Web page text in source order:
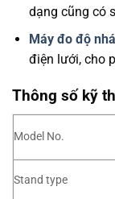
dạng cũng có
Máy đo độ
điện lưới, cho
Thông số kỹ
Model No.
Stand type